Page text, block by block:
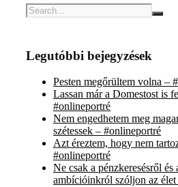
Legutóbbi bejegyzések
Pesten megőrültem volna –
Lassan már a Domestost is
#onlineportré
Nem engedhetem meg
szétessek – #onlineportré
Azt éreztem, hogy nem
#onlineportré
Ne csak a pénzkeresésről és
ambícióinkról szóljon az